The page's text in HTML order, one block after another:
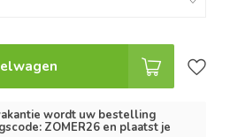
wordt uw bestelling
ZOMER26 en plaatst je